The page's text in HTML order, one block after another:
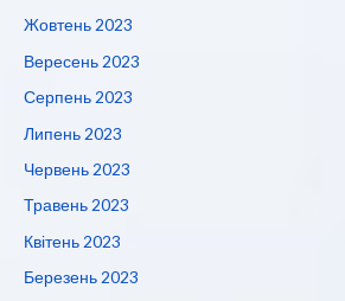
Жовтень 2023
Вересень 2023
Серпень 2023
Липень 2023
Червень 2023
Травень 2023
Квітень 2023
Березень 2023